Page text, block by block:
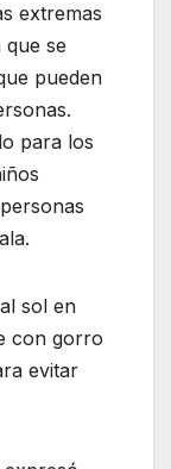
extremas
se
pueden
para los
sol en
con gorro
evitar